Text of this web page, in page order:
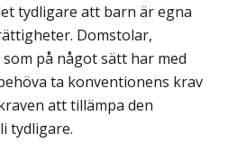
tydligare att barn är egna
Domstolar,
på något sätt har med
ta konventionens krav
att tillämpa den
tydligare.